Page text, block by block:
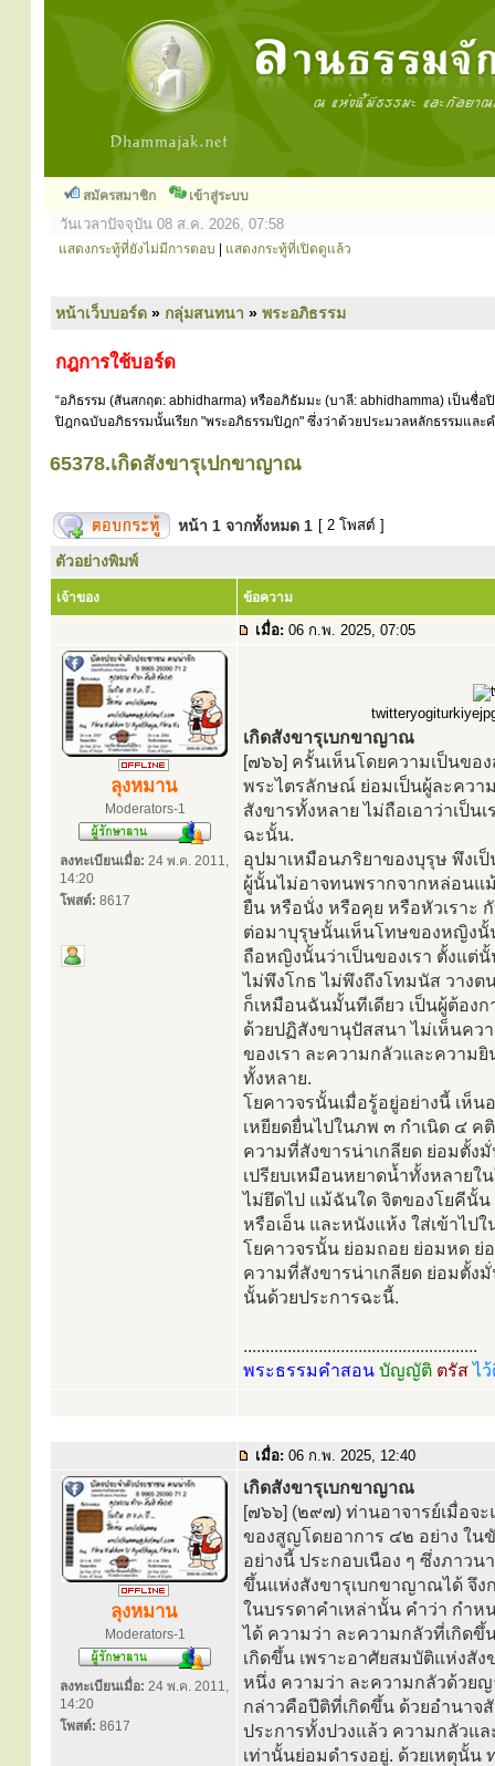
สมัครสมาชิก เข้าสู่ระบบ
วันเวลาปัจจุบัน 08 ส.ค. 2026, 07:58
แสดงกระทู้ที่ยังไม่มีการตอบ แสดงกระทู้ที่เปิดดูแล้ว
หน้าเว็บบอร์ด » กลุ่มสนทนา » พระอภิธรรม
กฎการใช้บอร์ด
“อภิธรรม (สันสกฤต: abhidharma) หรืออภิธัมมะ (บาลี: abhidhamma) เป็น
ปิฎกฉบับอภิธรรมนั้นเรียก "พระอภิธรรมปิฎก" ซึ่งว่าด้วยประมวลหลักธรรมแล
65378.เกิดสังขารุเปกขาญาณ
หน้า 1 จากทั้งหมด 1 [ 2 โพสต์ ]
ตัวอย่างพิมพ์
เจ้าของ ข้อความ
เมื่อ: 06 ก.พ. 2025, 07:05
ลุงหมาน
Moderators-1
ลงทะเบียนเมื่อ: 24 พ.ค. 2011,
14:20
โพสต์: 8617
เกิดสังขารุเบกขาญาณ
[๗๖๖] ครั้นเห็นโดยความเป็นข
พระไตรลักษณ์ ย่อมเป็นผู้ละควา
สังขารทั้งหลาย ไม่ถือเอาว่าเป็น
ฉะนั้น.
อุปมาเหมือนภริยาของบุรุษ พึงเ
ผู้นั้นไม่อาจทนพรากจากหล่อนแ
ยืน หรือนั่ง หรือคุย หรือหัวเราะ
ต่อมาบุรุษนั้นเห็นโทษของหญิงนั้
ถือหญิงนั้นว่าเป็นของเรา ตั้งแต่
ไม่พึงโกธ ไม่พึงถึงโทมนัส วางต
ก็เหมือนฉันมั้นทีเดียว เป็นผู้ต้อง
ด้วยปฏิสังขานุปัสสนา ไม่เห็นควา
ของเรา ละความกลัวและความยิ
ทั้งหลาย.
โยคาวจรนั้นเมื่อรู้อยู่อย่างนี้ เห็
เหยียดยื่นไปในภพ ๓ กำเนิด ๔
ความที่สังขารน่าเกลียด ย่อมตั้ง
เปรียบเหมือนหยาดน้ำทั้งหลาย
ไม่ยึดไป แม้ฉันใด จิตของโยคีนั้
หรือเอ็น และหนังแห้ง ใส่เข้าไป
โยคาวจรนั้น ย่อมถอย ย่อมหด ย่
ความที่สังขารน่าเกลียด ย่อมตั้
นั้นด้วยประการฉะนี้.
.....................................................
พระธรรมคำสอน บัญญัติ ตรัสไ
เมื่อ: 06 ก.พ. 2025, 12:40
ลุงหมาน
Moderators-1
ลงทะเบียนเมื่อ: 24 พ.ค. 2011,
14:20
โพสต์: 8617
เกิดสังขารุเบกขาญาณ
[๗๖๖] (๒๙๗) ท่านอาจารย์เมื่อจ
ของสูญโดยอาการ ๔๒ อย่าง ใ
อย่างนี้ ประกอบเนือง ๆ ซึ่งภาว
ขึ้นแห่งสังขารุเบกขาญาณได้ จึง
ในบรรดาคำเหล่านั้น คำว่า กำ
ได้ ความว่า ละความกลัวที่เกิดขึ้
เกิดขึ้น เพราะอาศัยสมบัติแห่งสัง
หนึ่ง ความว่า ละความกลัวด้วย
กล่าวคือปีติที่เกิดขึ้น ด้วยอำนาจ
ประการทั้งปวงแล้ว ความกลัวแ
เท่านั้นย่อมดำรงอยู่. ด้วยเหตุนั้น